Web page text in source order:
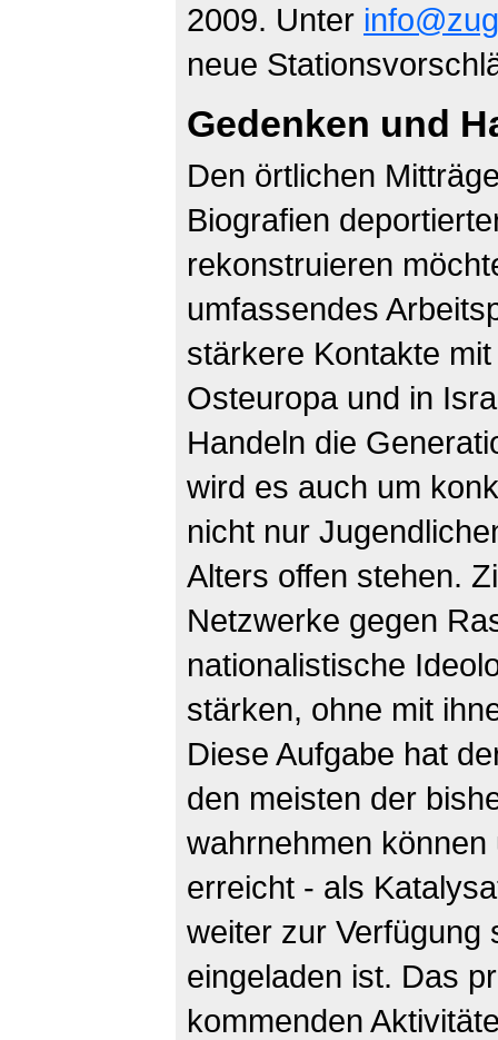
2009. Unter
neue
Gedenken und
Den örtlichen
Biografien
rekonstruieren
umfassendes
stärkere Kontakte
Osteuropa und in
Handeln die
wird es auch um
nicht nur
Alters offen stehen.
Netzwerke gegen
nationalistische
stärken, ohne mit
Diese Aufgabe hat
den meisten der
wahrnehmen
erreicht - als
weiter zur Verfügung
eingeladen ist. Das
kommenden